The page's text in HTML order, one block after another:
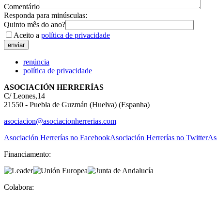
Comentário
Responda para minúsculas:
Quinto mês do ano?
Aceito a política de privacidade
renúncia
política de privacidade
ASOCIACIÓN HERRERÍAS
C/ Leones,14
21550 - Puebla de Guzmán (Huelva) (Espanha)
asociacion@asociacionherrerias.com
Asociación Herrerías no FacebookAsociación Herrerías no Twitter
Financiamento:
Colabora: